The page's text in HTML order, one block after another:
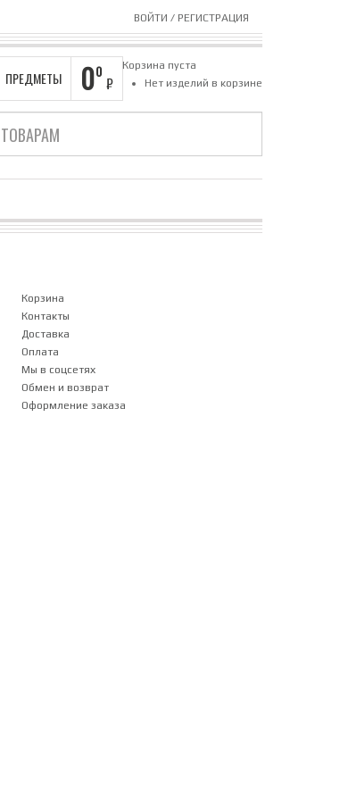
ВОЙТИ / РЕГИСТРАЦИЯ
ПРЕДМЕТЫ 00
₽
Корзина пуста
Нет изделий в корзине
Корзина
Контакты
Доставка
Оплата
Мы в соцсетях
Обмен и возврат
Оформление заказа